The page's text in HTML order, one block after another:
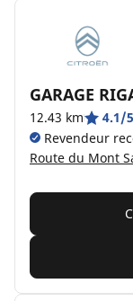
GARAGE
12.43 km 4.1/5
Revendeur